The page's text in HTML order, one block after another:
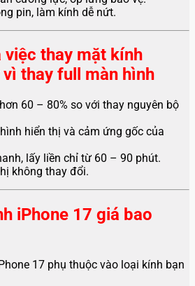
pin, làm kính dễ nứt.
việc thay mặt kính
thay full màn hình
60 – 80% so với thay nguyên bộ
hiển thị và cảm ứng gốc của
lấy liền chỉ từ 60 – 90 phút.
không thay đổi.
iPhone 17 giá bao
17 phụ thuộc vào loại kính bạn